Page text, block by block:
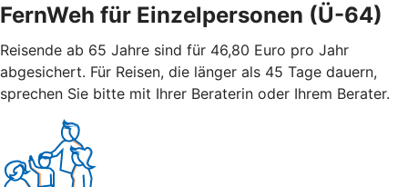
FernWeh für Einzelpersonen (Ü-64)
Reisende ab 65 Jahre sind für 46,80 Euro pro Jahr
abgesichert. Für Reisen, die länger als 45 Tage dauern,
sprechen Sie bitte mit Ihrer Beraterin oder Ihrem Berater.